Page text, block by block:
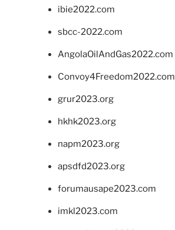
ibie2022.com
sbcc-2022.com
AngolaOilAndGas2022.com
Convoy4Freedom2022.com
grur2023.org
hkhk2023.org
napm2023.org
apsdfd2023.org
forumausape2023.com
imkl2023.com